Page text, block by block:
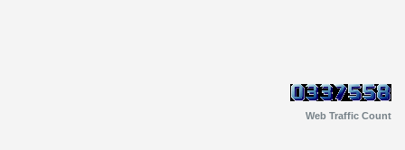
Web Traffic Count